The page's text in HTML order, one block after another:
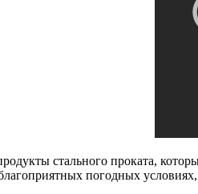
стального проката,
погодных